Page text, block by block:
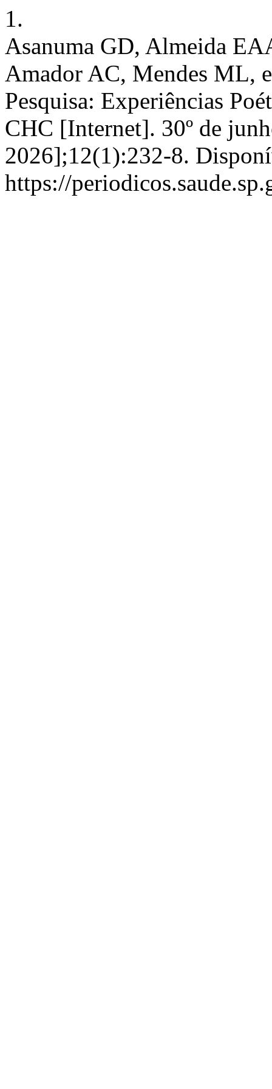
1.
Asanuma GD, Almeida
Amador AC, Mendes ML,
Pesquisa: Experiências
CHC [Internet]. 30º de
2026];12(1):232-8.
https://